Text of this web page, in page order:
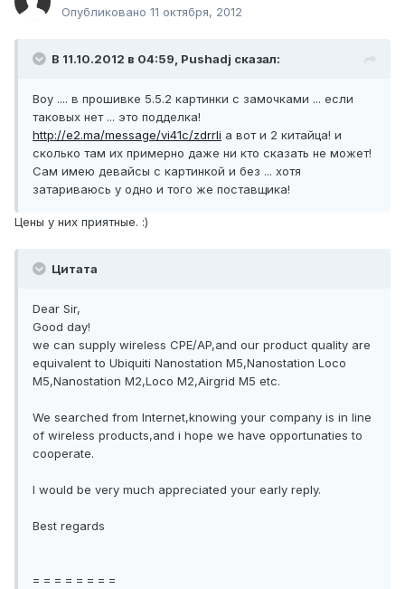
Опубликовано 11 октября, 2012
В 11.10.2012 в 04:59, Pushadj сказал:
Воу .... в прошивке 5.5.2 картинки с замочками ... если
таковых нет ... это подделка!
http://e2.ma/message/vi41c/zdrrli а вот и 2 китайца! и
сколько там их примерно даже ни кто сказать не может!
Сам имею девайсы с картинкой и без ... хотя
затариваюсь у одно и того же поставщика!
Цены у них приятные. :)
Цитата
Dear Sir,
Good day!
we can supply wireless CPE/AP,and our product quality are
equivalent to Ubiquiti Nanostation M5,Nanostation Loco
M5,Nanostation M2,Loco M2,Airgrid M5 etc.
We searched from Internet,knowing your company is in line
of wireless products,and i hope we have opportunaties to
cooperate.
I would be very much appreciated your early reply.
Best regards
= = = = = = = =